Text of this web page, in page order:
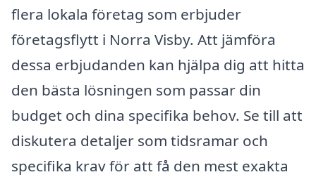
flera lokala företag som erbjuder
företagsflytt i Norra Visby. Att jämföra
dessa erbjudanden kan hjälpa dig att hitta
den bästa lösningen som passar din
budget och dina specifika behov. Se till att
diskutera detaljer som tidsramar och
specifika krav för att få den mest exakta